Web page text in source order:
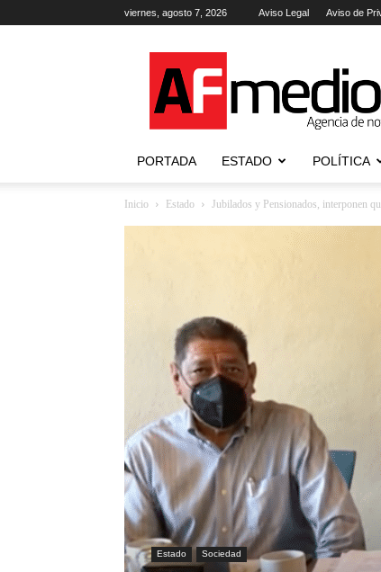
viernes, agosto 7, 2026 Aviso Legal Aviso de
Agencia
de
Noticias
PORTADA ESTADO POLÍTICA
Inicio Estado Jubilados y Pensionados, interponen
Estado Sociedad